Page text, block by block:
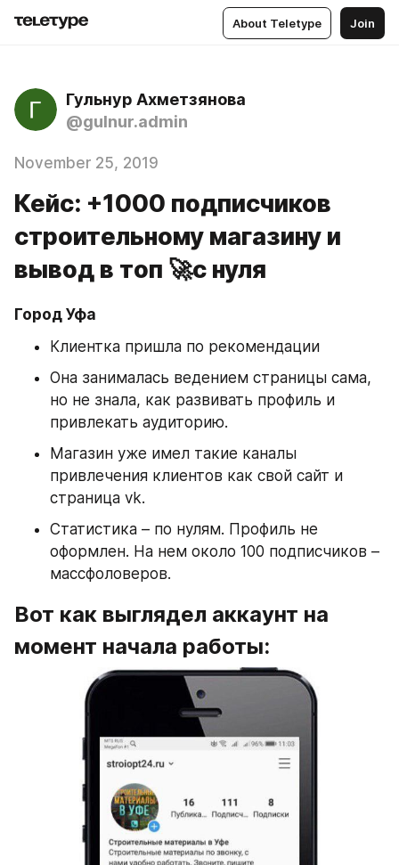
About Teletype Join
Гульнур Ахметзянова
@gulnur.admin
November 25, 2019
Кейс: +1000 подписчиков
строительному магазину и
вывод в топ 🚀с нуля
Город Уфа
Клиентка пришла по рекомендации
Она занималась ведением страницы сама,
но не знала, как развивать профиль и
привлекать аудиторию.
Магазин уже имел такие каналы
привлечения клиентов как свой сайт и
страница vk.
Статистика – по нулям. Профиль не
оформлен. На нем около 100 подписчиков –
массфоловеров.
Вот как выглядел аккаунт на
момент начала работы: